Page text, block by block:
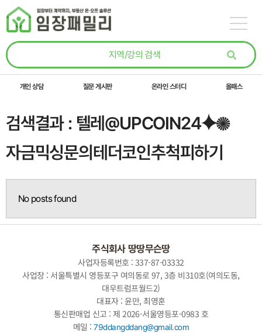
콘텐츠로
건너뛰기
개인 상담 질문 게시판 온라인 스터디 올패스
검색결과 : 텔레@UPCOIN24⯌✺
자금믹싱문의테더코인추척피하기
No posts found
주식회사 땅땅무슨땅
사업자등록번호 : 337-87-03332
사업장 : 서울특별시 영등포구 여의동로 97, 3층 비310호(여의도동,
대우트럼프월드2)
대표자 : 윤만, 최영훈
통신판매업 신고 : 제 2026-서울영등포-0983 호
메일 :79ddangddang@gmail.com